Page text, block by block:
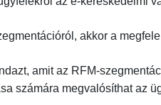
akkor a
amit az RFM-
számára megvalósíthat az